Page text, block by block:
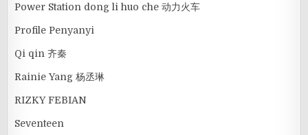
Power Station dong li huo che 动力火车
Profile Penyanyi
Qi qin 齐秦
Rainie Yang 杨丞琳
RIZKY FEBIAN
Seventeen